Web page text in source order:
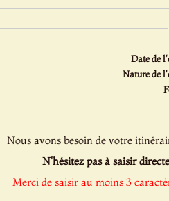
Date de
Nature de
Nous avons besoin de votre
N'hésitez pas à saisir
Merci de saisir au moins 3